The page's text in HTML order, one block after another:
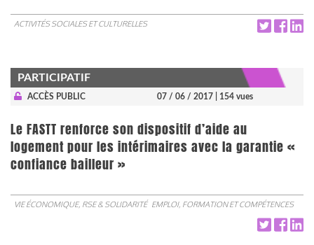
ACTIVITÉS SOCIALES ET CULTURELLES
PARTICIPATIF
ACCÈS PUBLIC 07 / 06 / 2017 | 154 vues
Le FASTT renforce son dispositif d’aide au
logement pour les intérimaires avec la garantie «
confiance bailleur »
VIE ÉCONOMIQUE, RSE & SOLIDARITÉ EMPLOI, FORMATION ET COMPÉTENCES